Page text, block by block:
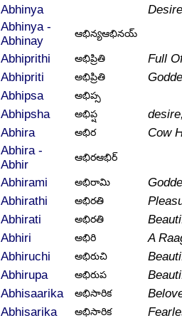
Abhinya
Desire
Abhinya -
Abhinay
ఆభిన్యఆభినయ్
Abhiprithi అభిప్రితి
Full
Abhipriti
అభిప్రితి
Abhipsa
అభిప్స
Abhipsha అభిప్ష
Abhira
అభిర
Cow
Abhira -
Abhir
ఆభిరఆభిర్
Abhirami అభిరామి
Abhirathi
అభిరతి
Abhirati
అభిరతి
Abhiri
అభిరి
A
Abhiruchi
అభిరుచి
Abhirupa
అభిరుప
Abhisaarika
అభిసారిక
Abhisarika
అభిసారిక